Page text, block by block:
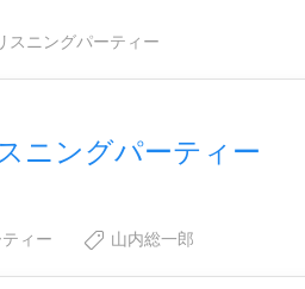
スニングパーティー
ニングパーティー
ィー 山内総一郎